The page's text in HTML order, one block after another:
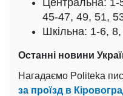
Центральна:
45-47, 49, 51,
Шкільна: 1-6,
Останні новини
Нагадаємо Politeka
за проїзд в